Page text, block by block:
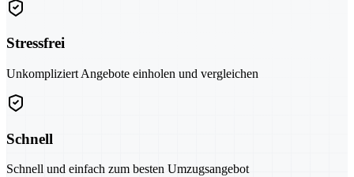
Stressfrei
Unkompliziert Angebote einholen und vergleichen
Schnell
Schnell und einfach zum besten Umzugsangebot